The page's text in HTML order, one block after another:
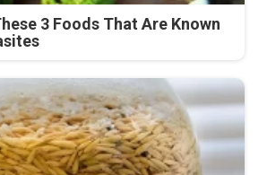
3 Foods That Are Known